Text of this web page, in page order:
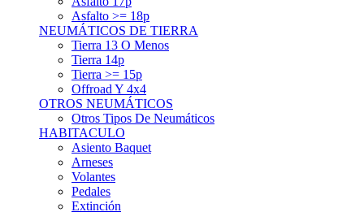
NEUMÁTICOS DE TIERRA
Tierra 13 O Menos
Tierra 14p
Tierra >= 15p
Offroad Y 4x4
OTROS NEUMÁTICOS
Otros Tipos De Neumáticos
HABITACULO
Asiento Baquet
Arneses
Volantes
Pedales
Extinción
Resto De Accesorios